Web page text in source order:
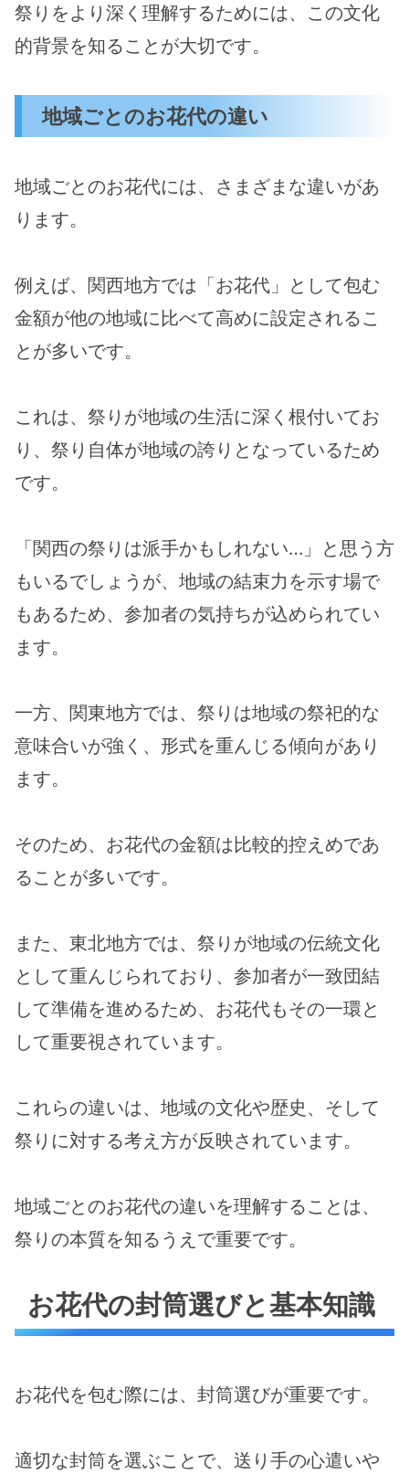
祭りをより深く理解するためには、この文化
的背景を知ることが大切です。
地域ごとのお花代の違い
地域ごとのお花代には、さまざまな違いがあ
ります。
例えば、関西地方では「お花代」として包む
金額が他の地域に比べて高めに設定されるこ
とが多いです。
これは、祭りが地域の生活に深く根付いてお
り、祭り自体が地域の誇りとなっているため
です。
「関西の祭りは派手かもしれない…」と思う方
もいるでしょうが、地域の結束力を示す場で
もあるため、参加者の気持ちが込められてい
ます。
一方、関東地方では、祭りは地域の祭祀的な
意味合いが強く、形式を重んじる傾向があり
ます。
そのため、お花代の金額は比較的控えめであ
ることが多いです。
また、東北地方では、祭りが地域の伝統文化
として重んじられており、参加者が一致団結
して準備を進めるため、お花代もその一環と
して重要視されています。
これらの違いは、地域の文化や歴史、そして
祭りに対する考え方が反映されています。
地域ごとのお花代の違いを理解することは、
祭りの本質を知るうえで重要です。
お花代の封筒選びと基本知識
お花代を包む際には、封筒選びが重要です。
適切な封筒を選ぶことで、送り手の心遣いや